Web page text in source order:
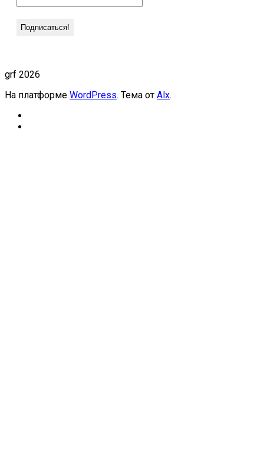
grf 2026
На платформе WordPress. Тема от Alx.